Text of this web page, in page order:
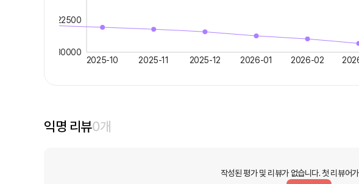
2025-10 2025-11 2025-12 2026-01 2026-02
22500
30000
익명 리뷰0개
작성된 평가 및 리뷰가 없습니다. 첫 리뷰어